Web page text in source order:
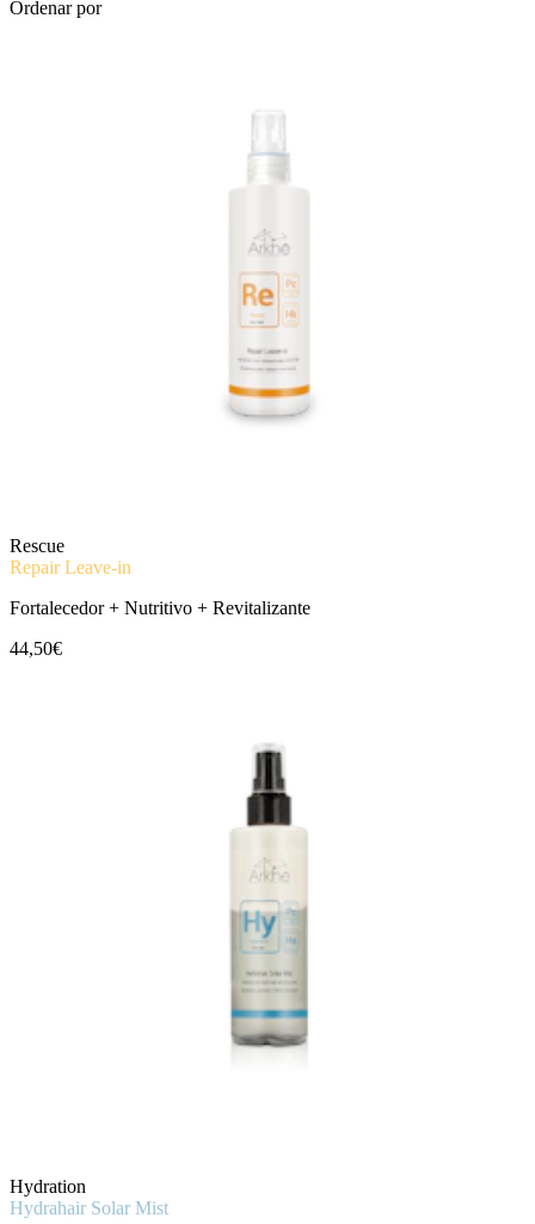
Ordenar por
Rescue
Repair Leave-in
Fortalecedor + Nutritivo + Revitalizante
44,50€
Hydration
Hydrahair Solar Mist